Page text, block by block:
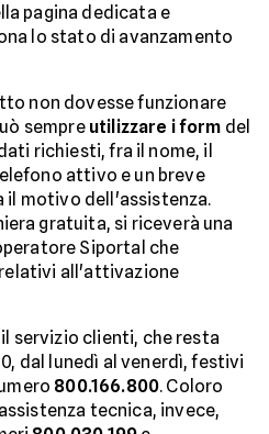
pagina dedicata e
lo stato di avanzamento
non dovesse funzionare
sempre utilizzare i form del
richiesti, fra il nome, il
attivo e un breve
il motivo dell'assistenza.
gratuita, si riceverà una
Siportal che
all'attivazione
servizio clienti, che resta
dal lunedì al venerdì, festivi
800.166.800. Coloro
tecnica, invece,